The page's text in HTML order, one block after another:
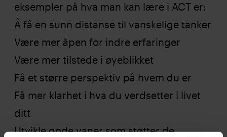
eksempler på hva man kan lære i ACT er:
Å få en sunn distanse til vanskelige tanker
Være mer åpen for indre erfaringer
Være mer tilstede i øyeblikket
Få et større perspektiv på hvem du er
Få mer klarhet i hva du verdsetter i livet
ditt
Utvikle gode vaner som støtter de